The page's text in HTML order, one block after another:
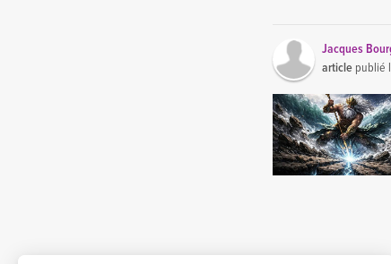
Jacques
article publié